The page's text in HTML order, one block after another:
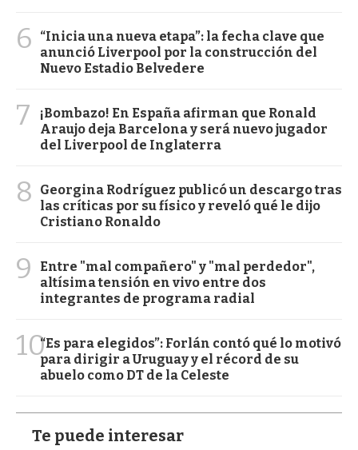
6
“Inicia una nueva etapa”: la fecha clave que
anunció Liverpool por la construcción del
Nuevo Estadio Belvedere
7
¡Bombazo! En España afirman que Ronald
Araujo deja Barcelona y será nuevo jugador
del Liverpool de Inglaterra
8
Georgina Rodríguez publicó un descargo tras
las críticas por su físico y reveló qué le dijo
Cristiano Ronaldo
9
Entre "mal compañero" y "mal perdedor",
altísima tensión en vivo entre dos
integrantes de programa radial
10“Es para elegidos”: Forlán contó qué lo motivó
para dirigir a Uruguay y el récord de su
abuelo como DT de la Celeste
Te puede interesar